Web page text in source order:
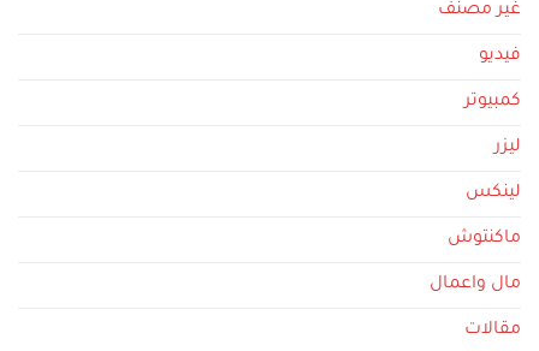
غير مصنف
فيديو
كمبيوتر
ليزر
لينكس
ماكنتوش
مال واعمال
مقالات